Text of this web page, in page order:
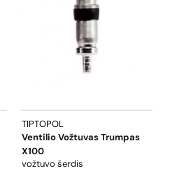
TIPTOPOL
Ventilio Vožtuvas Trumpas
X100
vožtuvo šerdis